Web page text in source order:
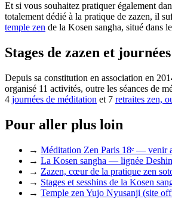
Et si vous souhaitez pratiquer également
totalement dédié à la pratique de zazen, il
temple zen de la Kosen sangha, situé dans
Stages de zazen et
Depuis sa constitution en association en
organisé 11 activités, outre les séances de
4 journées de méditation et 7 retraites zen,
Pour aller plus loin
→ Méditation Zen Paris 18ᵉ — venir
→ La Kosen sangha — lignée
→ Zazen, cœur de la pratique zen
→ Stages et sesshins de la Kosen
→ Temple zen Yujo Nyusanji (site